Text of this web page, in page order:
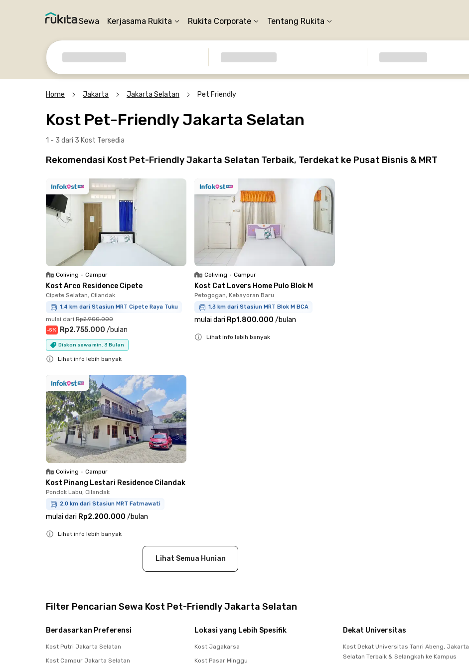
Sewa Kerjasama Rukita Rukita Corporate Tentang Rukita
Home Jakarta Jakarta Selatan Pet Friendly
Kost Pet-Friendly Jakarta Selatan
1 - 3 dari 3 Kost Tersedia
Rekomendasi Kost Pet-Friendly Jakarta Selatan Terbaik, Terdekat ke Pusat Bisnis & MRT
Coliving • Campur
Kost Arco Residence Cipete
Cipete Selatan, Cilandak
1.4 km dari Stasiun MRT Cipete Raya Tuku
mulai dari Rp2.900.000
-5% Rp2.755.000 /bulan
Diskon sewa min. 3 Bulan
Lihat info lebih banyak
Coliving • Campur
Kost Cat Lovers Home Pulo Blok M
Petogogan, Kebayoran Baru
1.3 km dari Stasiun MRT Blok M BCA
mulai dari Rp1.800.000 /bulan
Lihat info lebih banyak
Coliving • Campur
Kost Pinang Lestari Residence Cilandak
Pondok Labu, Cilandak
2.0 km dari Stasiun MRT Fatmawati
mulai dari Rp2.200.000 /bulan
Lihat info lebih banyak
Lihat Semua Hunian
Filter Pencarian Sewa Kost Pet-Friendly Jakarta Selatan
Berdasarkan Preferensi
Kost Putri Jakarta Selatan
Kost Campur Jakarta Selatan
Lokasi yang Lebih Spesifik
Kost Jagakarsa
Kost Pasar Minggu
Dekat Universitas
Kost Dekat Universitas Tanri Abeng, Jakarta
Selatan Terbaik & Selangkah ke Kampus